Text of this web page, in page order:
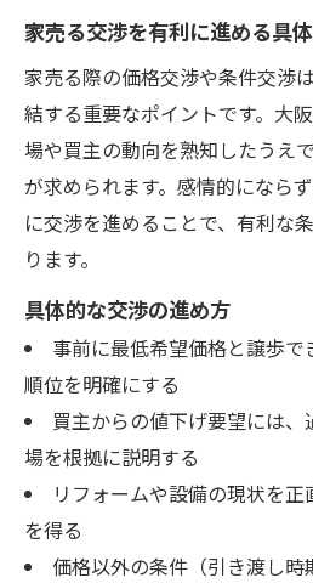
家売る交渉を有利に進める具
家売る際の価格交渉や条件交渉
結する重要なポイントです。大
場や買主の動向を熟知したうえ
が求められます。感情的になら
に交渉を進めることで、有利な
ります。
具体的な交渉の進め方
事前に最低希望価格と譲歩
順位を明確にする
買主からの値下げ要望には
場を根拠に説明する
リフォームや設備の現状を
を得る
価格以外の条件（引き渡し